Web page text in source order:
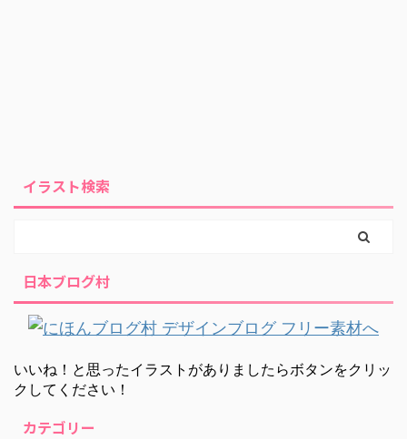
イラスト検索
日本ブログ村
いいね！と思ったイラストがありましたらボタンをクリッ
クしてください！
カテゴリー